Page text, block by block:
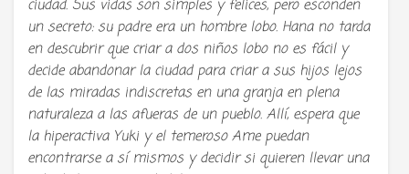
ciudad. Sus vidas son simples y felices, pero esconden
un secreto: su padre era un hombre lobo. Hana no tarda
en descubrir que criar a dos niños lobo no es fácil y
decide abandonar la ciudad para criar a sus hijos lejos
de las miradas indiscretas en una granja en plena
naturaleza a las afueras de un pueblo. Allí, espera que
la hiperactiva Yuki y el temeroso Ame puedan
encontrarse a sí mismos y decidir si quieren llevar una